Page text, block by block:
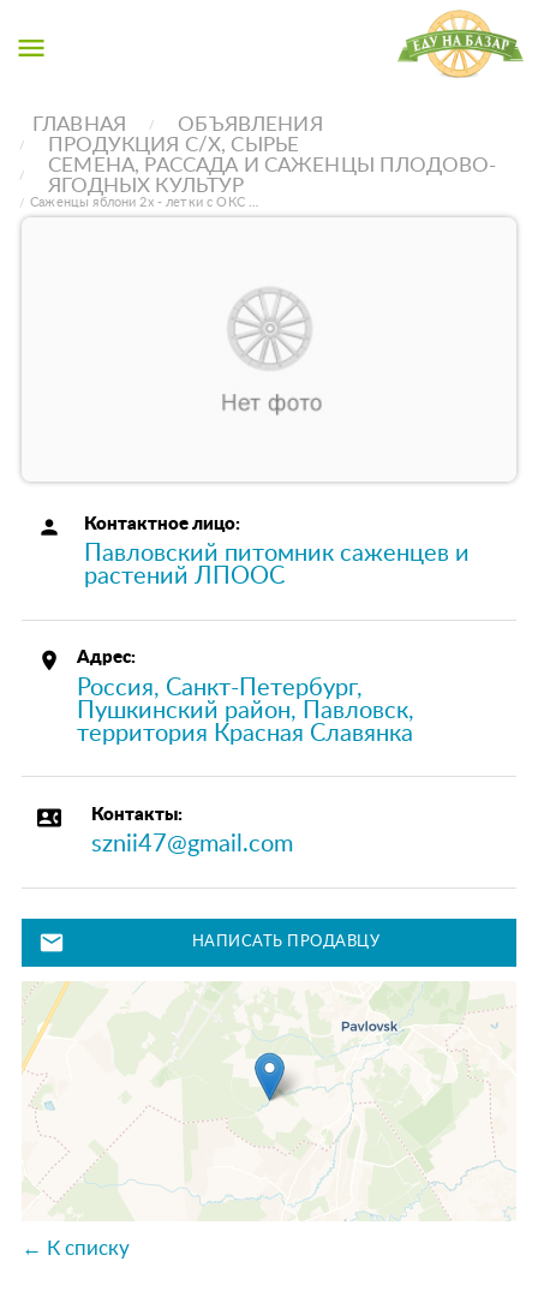
menu
ГЛАВНАЯ
ОБЪЯВЛЕНИЯ
ПРОДУКЦИЯ С/Х, СЫРЬЕ
СЕМЕНА, РАССАДА И САЖЕНЦЫ ПЛОДОВО-
ЯГОДНЫХ КУЛЬТУР
Саженцы яблони 2х - летки с ОКС …
person Контактное лицо:
Павловский питомник саженцев и
растений ЛПООС
place Адрес:
Россия, Санкт-Петербург,
Пушкинский район, Павловск,
территория Красная Славянка
contact_phone Контакты:
sznii47@gmail.com
mail НАПИСАТЬ ПРОДАВЦУ
← К списку